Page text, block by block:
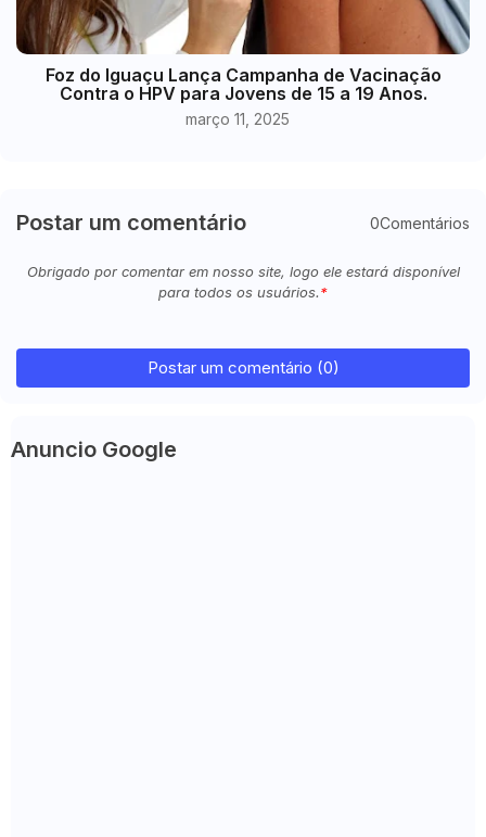
Foz do Iguaçu Lança Campanha de Vacinação
Contra o HPV para Jovens de 15 a 19 Anos.
março 11, 2025
Postar um comentário 0Comentários
Obrigado por comentar em nosso site, logo ele estará disponível
para todos os usuários.
Postar um comentário (0)
Anuncio Google